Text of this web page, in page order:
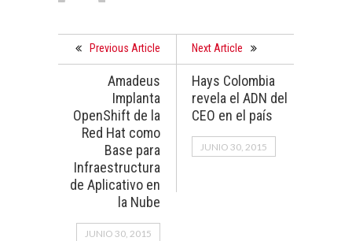
Previous Article
Amadeus
Implanta
OpenShift de la
Red Hat como
Base para
Infraestructura
de Aplicativo en
la Nube
JUNIO 30, 2015
Next Article
Hays Colombia
revela el ADN del
CEO en el país
JUNIO 30, 2015